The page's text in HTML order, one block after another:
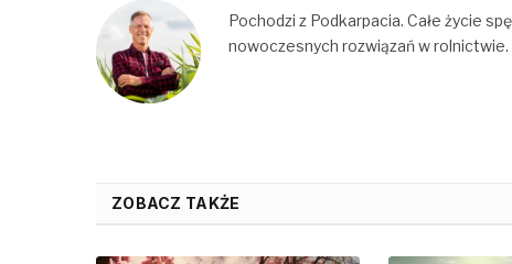
Pochodzi z Podkarpacia. Całe życie
nowoczesnych rozwiązań w rolnictwie.
ZOBACZ TAKŻE